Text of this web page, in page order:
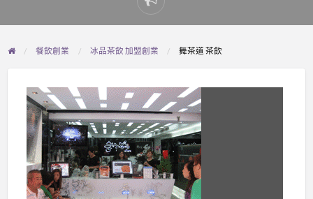
Report
problem
餐飲創業 冰品茶飲 加盟創業 舞茶道 茶飲